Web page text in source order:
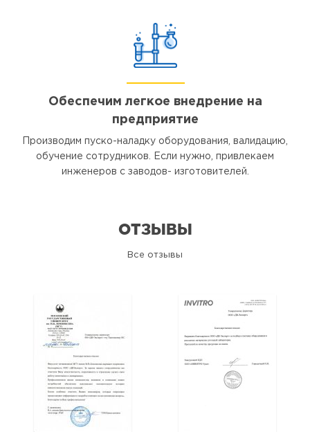
Обеспечим легкое внедрение на
предприятие
Производим пуско-наладку оборудования, валидацию,
обучение сотрудников. Если нужно, привлекаем
инженеров с заводов- изготовителей.
ОТЗЫВЫ
Все отзывы